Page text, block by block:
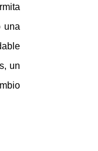
una
un